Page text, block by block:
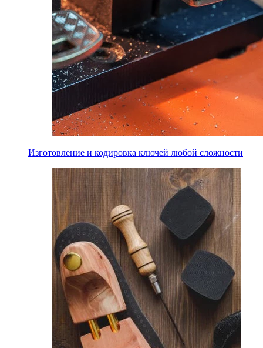
Изготовление и кодировка ключей любой сложности